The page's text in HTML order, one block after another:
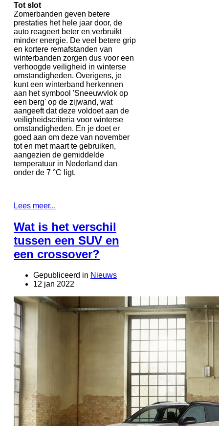
Tot slot
Zomerbanden geven betere
prestaties het hele jaar door, de
auto reageert beter en verbruikt
minder energie. De veel betere grip
en kortere remafstanden van
winterbanden zorgen dus voor een
verhoogde veiligheid in winterse
omstandigheden. Overigens, je
kunt een winterband herkennen
aan het symbool 'Sneeuwvlok op
een berg' op de zijwand, wat
aangeeft dat deze voldoet aan de
veiligheidscriteria voor winterse
omstandigheden. En je doet er
goed aan om deze van november
tot en met maart te gebruiken,
aangezien de gemiddelde
temperatuur in Nederland dan
onder de 7 °C ligt.
Lees meer...
Wat is het verschil
tussen een SUV en
een crossover?
Gepubliceerd in Nieuws
12 jan 2022